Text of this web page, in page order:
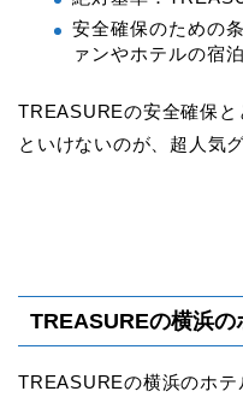
安全確保のための
ァンやホテルの宿
TREASUREの安全確保
といけないのが、超人気
TREASUREの横浜の
TREASUREの横浜のホ